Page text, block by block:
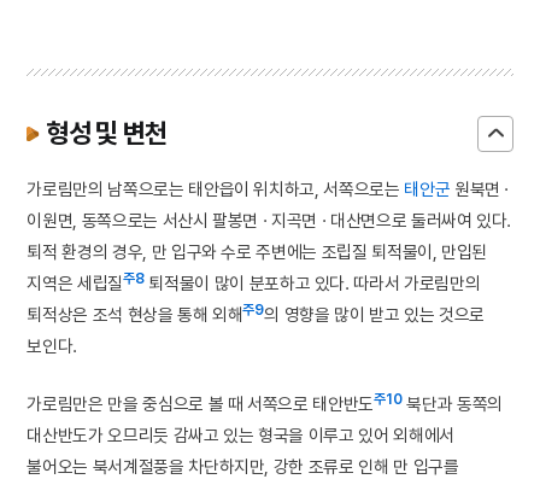
형성 및 변천
가로림만의 남쪽으로는 태안읍이 위치하고, 서쪽으로는 태안군 원북면 ·
이원면, 동쪽으로는 서산시 팔봉면 · 지곡면 · 대산면으로 둘러싸여 있다.
퇴적 환경의 경우, 만 입구와 수로 주변에는 조립질 퇴적물이, 만입된
지역은 세립질주8퇴적물이 많이 분포하고 있다. 따라서 가로림만의
퇴적상은 조석 현상을 통해 외해주9의 영향을 많이 받고 있는 것으로
보인다.
가로림만은 만을 중심으로 볼 때 서쪽으로 태안반도주10북단과 동쪽의
대산반도가 오므리듯 감싸고 있는 형국을 이루고 있어 외해에서
불어오는 북서계절풍을 차단하지만, 강한 조류로 인해 만 입구를